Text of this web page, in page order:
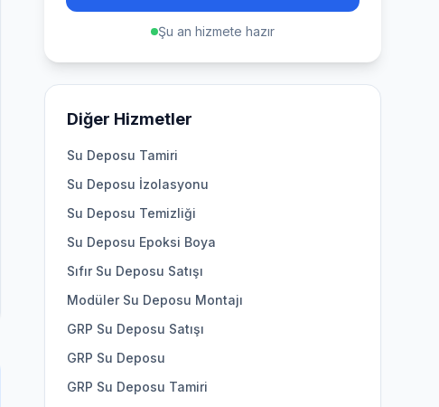
Şu an hizmete hazır
Diğer Hizmetler
Su Deposu Tamiri
Su Deposu İzolasyonu
Su Deposu Temizliği
Su Deposu Epoksi Boya
Sıfır Su Deposu Satışı
Modüler Su Deposu Montajı
GRP Su Deposu Satışı
GRP Su Deposu
GRP Su Deposu Tamiri